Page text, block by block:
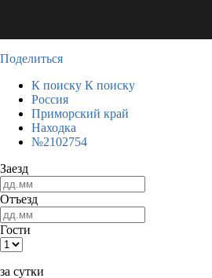
Поделиться
К поиску К поиску
Россия
Приморский край
Находка
№2102754
Заезд
Отъезд
Гости
за сутки